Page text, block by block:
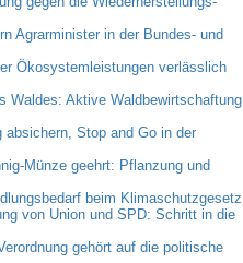
Agrarminister in der Bundes- und
Ökosystemleistungen verlässlich
Waldes: Aktive Waldbewirtschaftung
absichern, Stop and Go in der
Münze geehrt: Pflanzung und
beim Klimaschutzgesetz
von Union und SPD: Schritt in die
gehört auf die politische